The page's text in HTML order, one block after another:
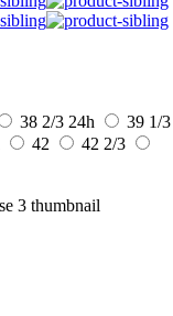
38 2/3 24h
39 1/3
42
42 2/3